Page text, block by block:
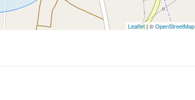
Leaflet| ©OpenStreetMap